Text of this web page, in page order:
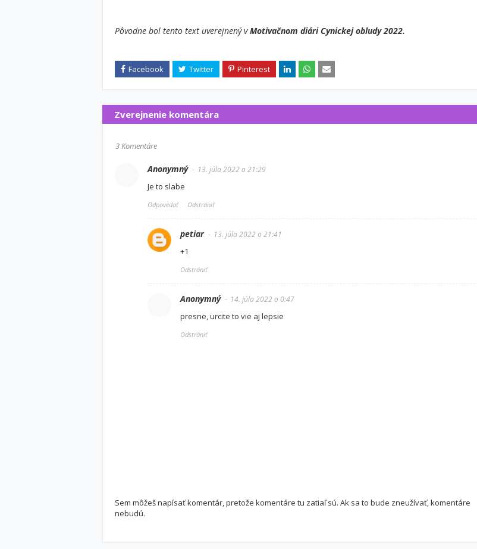
Pôvodne bol tento text uverejnený vMotivačnom diári Cynickej obludy 2022.
Zverejnenie komentára
3 Komentáre
Anonymný 13. júla 2022 o 21:29
Je to slabe
Odpovedať Odstrániť
petiar 13. júla 2022 o 21:41
+1
Odstrániť
Anonymný 14. júla 2022 o 0:47
presne, urcite to vie aj lepsie
Odstrániť
Sem môžeš napísať komentár, pretože komentáre tu zatiaľ sú. Ak sa to bude zneužívať, komentáre
nebudú.